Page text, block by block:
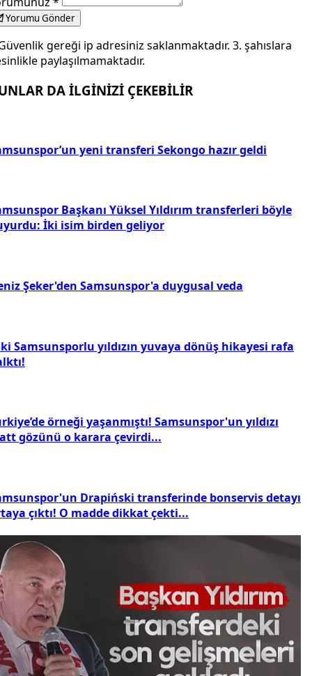
Yorumu Gönder
gereği ip adresiniz saklanmaktadır. 3. şahıslara
paylaşılmamaktadır.
DA İLGİNİZİ ÇEKEBİLİR
yeni transferi Sekongo hazır geldi
Başkanı Yüksel Yıldırım transferleri böyle
İki isim birden geliyor
Şeker'den Samsunspor'a duygusal veda
Samsunsporlu yıldızın yuvaya dönüş hikayesi rafa
örneği yaşanmıştı! Samsunspor'un yıldızı
gözünü o karara çevirdi...
Drapiński transferinde bonservis detayı
çıktı! O madde dikkat çekti...